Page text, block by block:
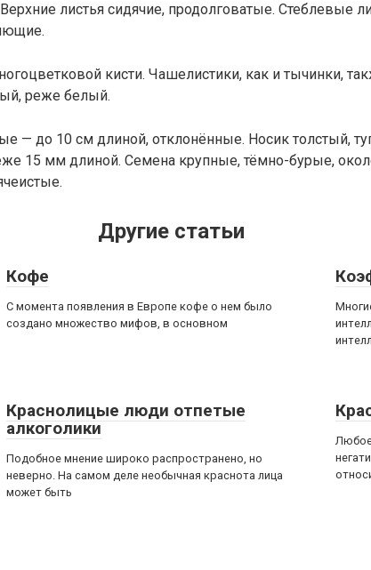
листья сидячие, продолговатые. Стеблевые
кисти. Чашелистики, как и тычинки,
реже белый.
— до 10 см длиной, отклонённые. Носик толстый,
15 мм длиной. Семена крупные, тёмно-бурые,
Другие статьи
Кофе
С момента появления в Европе кофе о нем было
создано множество мифов, в основном
Краснолицые люди отпетые
алкоголики
Подобное мнение широко распространено, но
неверно. На самом деле необычная краснота лица
может быть